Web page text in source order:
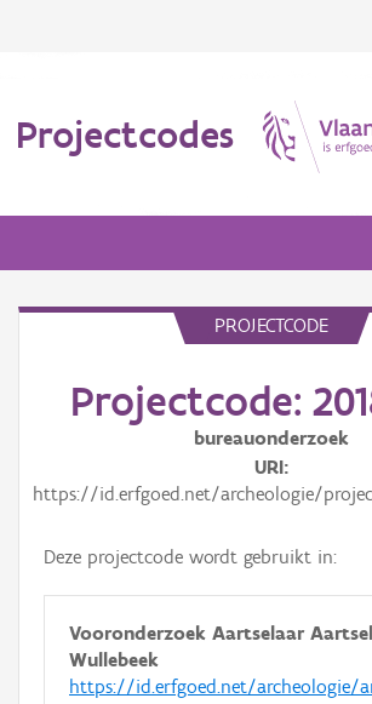
Projectcodes
PROJECTCODE
Projectcode:
bureauonderzoek
URI
https://id.erfgoed.net/archeologie/
Deze projectcode wordt gebruikt in:
Vooronderzoek Aartselaar
Wullebeek
https://id.erfgoed.net/archeologie/